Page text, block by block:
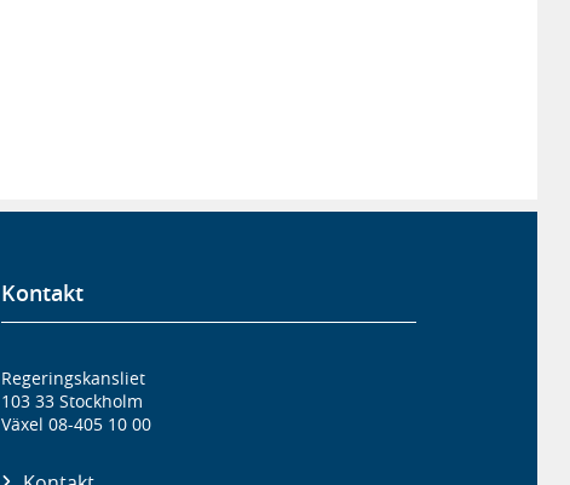
Kontakt
Regeringskansliet
103 33 Stockholm
Växel 08-405 10 00